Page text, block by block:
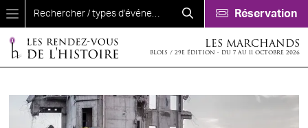
Aller au contenu principal
Réservation
LES MARCHANDS
BLOIS / 29E ÉDITION - DU 7 AU 11 OCTOBRE 2026